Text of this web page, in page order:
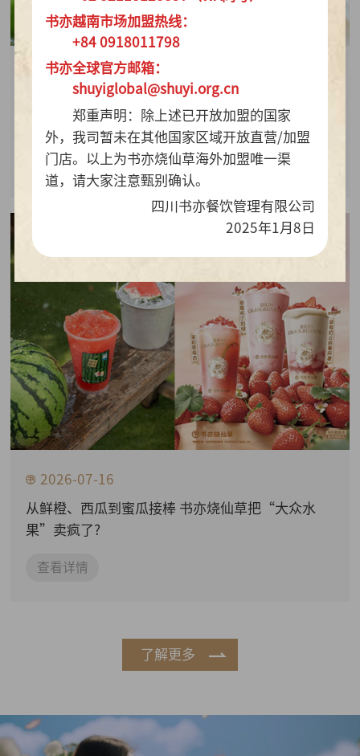
2026-07-28
质价比持续热销
查看详情
2026-07-16
从鲜橙、西瓜到蜜瓜接棒 书亦烧仙草把“大众水
果”卖疯了?
查看详情
了解更多
书亦越南市场加盟热线：
+84 0918011798
书亦全球官方邮箱：
shuyiglobal@shuyi.org.cn
郑重声明：除上述已开放加盟的国家
外，我司暂未在其他国家区域开放直营/加盟
门店。以上为书亦烧仙草海外加盟唯一渠
道，请大家注意甄别确认。
四川书亦餐饮管理有限公司
2025年1月8日